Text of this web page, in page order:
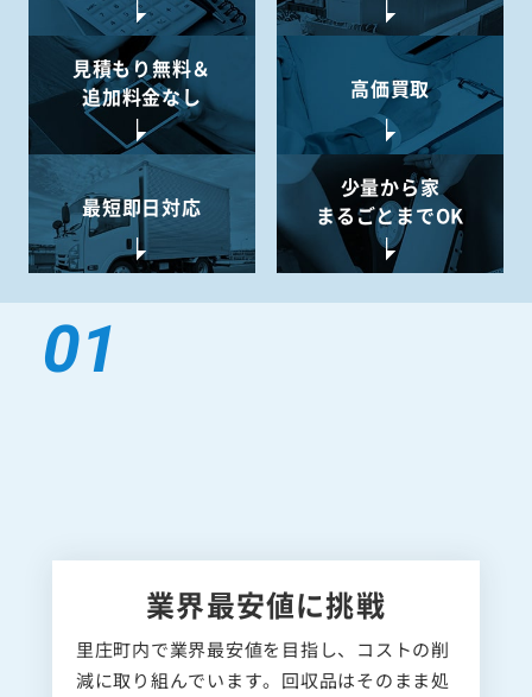
見積もり無料＆
追加料金なし
高価買取
最短即日対応
少量から家
まるごとまでOK
業界最安値に挑戦
里庄町内で業界最安値を目指し、コストの削
減に取り組んでいます。回収品はそのまま処